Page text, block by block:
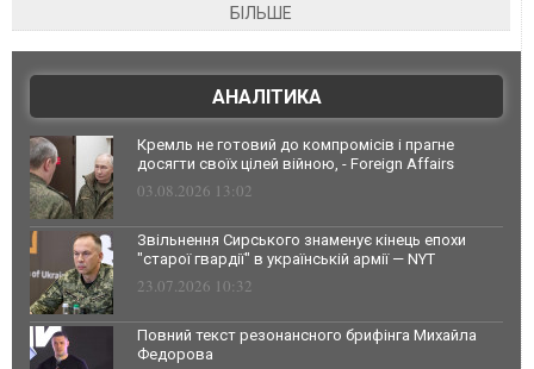
БІЛЬШЕ
АНАЛІТИКА
Кремль не готовий до компромісів і прагне
досягти своїх цілей війною, - Foreign Affairs
03.08.2026 13:02
Звільнення Сирського знаменує кінець епохи
"старої гвардії" в українській армії — NYT
23.07.2026 10:32
Повний текст резонансного брифінга Михайла
Федорова